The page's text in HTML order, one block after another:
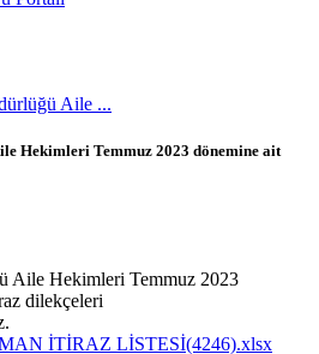
Aile ...
Hekimleri Temmuz 2023 dönemine ait
Aile Hekimleri Temmuz 2023
dilekçeleri
İTİRAZ LİSTESİ(4246).xlsx